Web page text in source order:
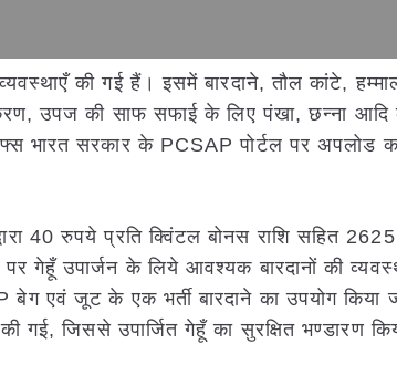
की गई हैं। इसमें बारदाने, तौल कांटे,
उपज की साफ सफाई के लिए पंखा, छन्ना आदि
भारत सरकार के PCSAP पोर्टल पर अपलोड
40 रुपये प्रति क्विंटल बोनस राशि सहित
गेहूँ उपार्जन के लिये आवश्यक बारदानों की
एवं जूट के एक भर्ती बारदाने का उपयोग किया
गई, जिससे उपार्जित गेहूँ का सुरक्षित भण्डारण